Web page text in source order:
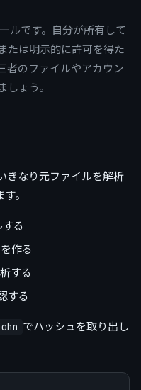
ルです。自分が所有して
たは明示的に許可を得た
者のファイルやアカウン
ょう。
きなり元ファイルを解析
。
る
作る
する
する
でハッシュを取り出し